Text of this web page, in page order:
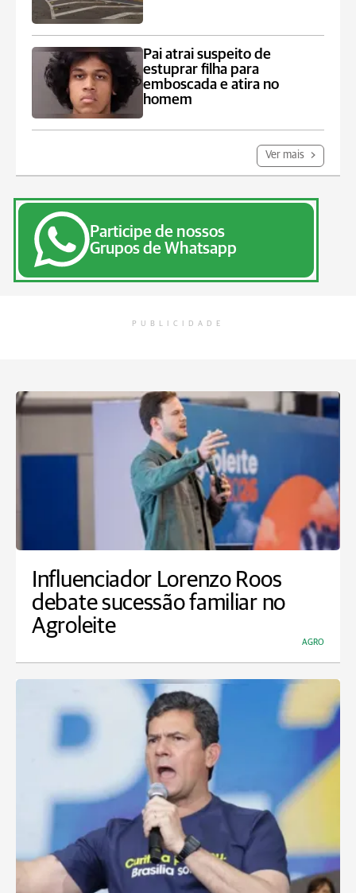
Pai atrai suspeito de
estuprar filha para
emboscada e atira no
homem
Ver mais
Participe de nossos
Grupos de Whatsapp
PUBLICIDADE
Influenciador Lorenzo Roos
debate sucessão familiar no
Agroleite
AGRO